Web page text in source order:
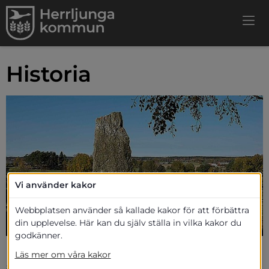
Historia
Herrljunga var från början en kyrkby invid
Vi använder kakor
Webbplatsen använder så kallade kakor för att förbättra
din upplevelse. Här kan du själv ställa in vilka kakor du
godkänner.
Läs mer om våra kakor